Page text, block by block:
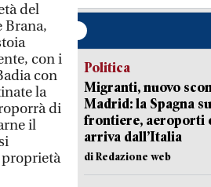
del
Brana,
con i
con
la
di
il
proprietà
Politica
Migranti, nuovo
Madrid: la Spagna
frontiere, aeroporti
arriva dall’Italia
di Redazione web